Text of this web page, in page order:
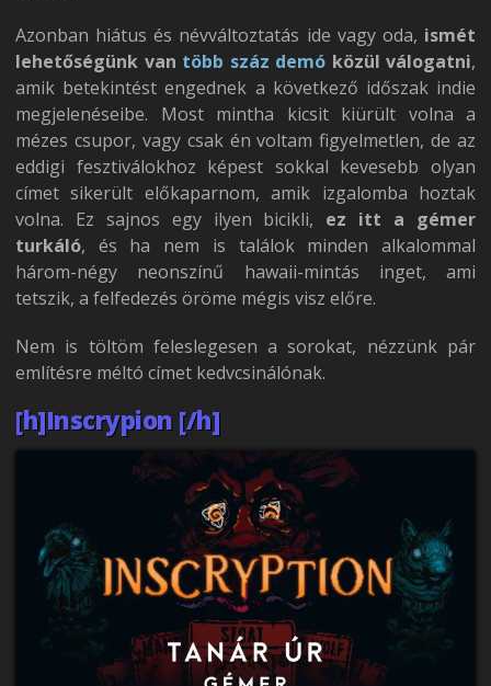
Azonban hiátus és névváltoztatás ide vagy oda, ismét
lehetőségünk van több száz demó közül válogatni,
amik betekintést engednek a következő időszak indie
megjelenéseibe. Most mintha kicsit kiürült volna a
mézes csupor, vagy csak én voltam figyelmetlen, de az
eddigi fesztiválokhoz képest sokkal kevesebb olyan
címet sikerült előkaparnom, amik izgalomba hoztak
volna. Ez sajnos egy ilyen bicikli, ez itt a gémer
turkáló, és ha nem is találok minden alkalommal
három-négy neonszínű hawaii-mintás inget, ami
tetszik, a felfedezés öröme mégis visz előre.
Nem is töltöm feleslegesen a sorokat, nézzünk pár
említésre méltó címet kedvcsinálónak.
[h]Inscrypion [/h]